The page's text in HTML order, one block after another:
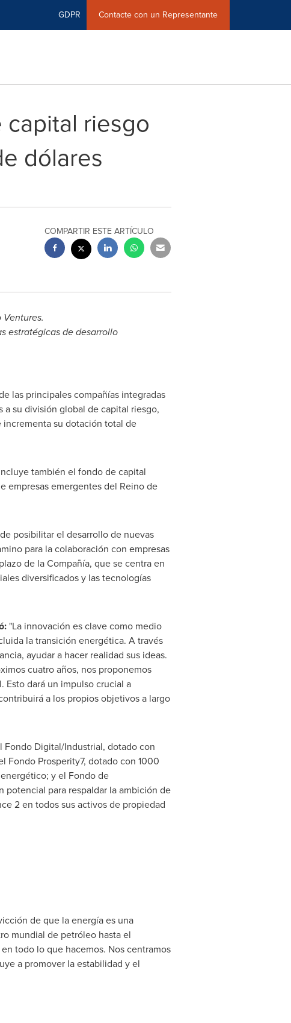
GDPR Contacte con un Representante
riesgo
dólares
COMPARTIR ESTE ARTÍCULO
estratégicas de desarrollo
las principales compañías integradas
su división global de capital riesgo,
su dotación total de
también el fondo de capital
empresas emergentes del Reino de
posibilitar el desarrollo de nuevas
para la colaboración con empresas
de la Compañía, que se centra en
diversificados y las tecnologías
"La innovación es clave como medio
la transición energética. A través
ayudar a hacer realidad sus ideas.
cuatro años, nos proponemos
dará un impulso crucial a
a los propios objetivos a largo
Fondo Digital/Industrial, dotado con
Fondo Prosperity7, dotado con 1000
y el Fondo de
para respaldar la ambición de
2 en todos sus activos de propiedad
de que la energía es una
mundial de petróleo hasta el
todo lo que hacemos. Nos centramos
a promover la estabilidad y el